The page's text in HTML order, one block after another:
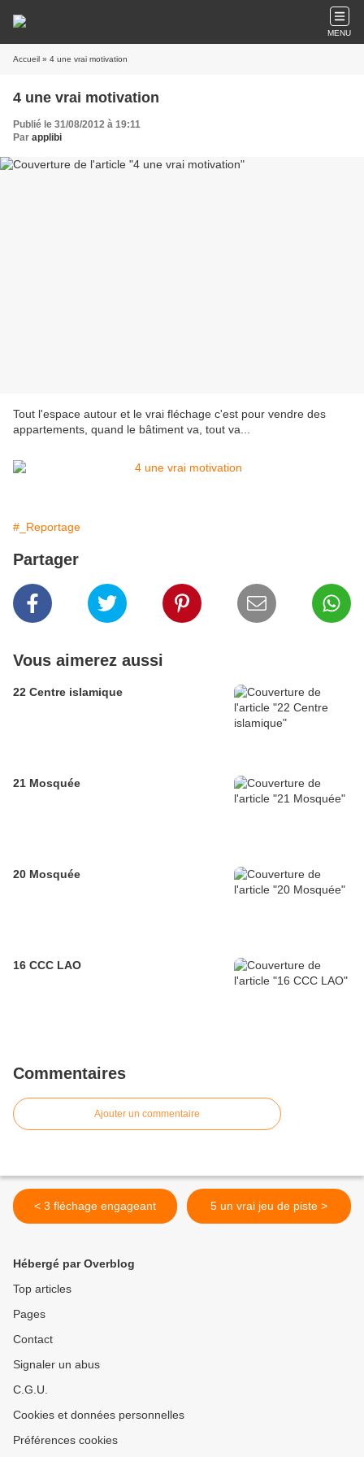
MENU
Accueil » 4 une vrai motivation
4 une vrai motivation
Publié le 31/08/2012 à 19:11
Par applibi
Tout l'espace autour et le vrai fléchage c'est pour vendre des
appartements, quand le bâtiment va, tout va...
#_Reportage
Partager
Vous aimerez aussi
22 Centre islamique
21 Mosquée
20 Mosquée
16 CCC LAO
Commentaires
Ajouter un commentaire
< 3 fléchage engageant 5 un vrai jeu de piste >
Hébergé par Overblog
Top articles
Pages
Contact
Signaler un abus
C.G.U.
Cookies et données personnelles
Préférences cookies